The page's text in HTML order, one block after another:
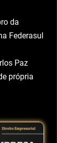
SPC, e
da
Federasul
própria